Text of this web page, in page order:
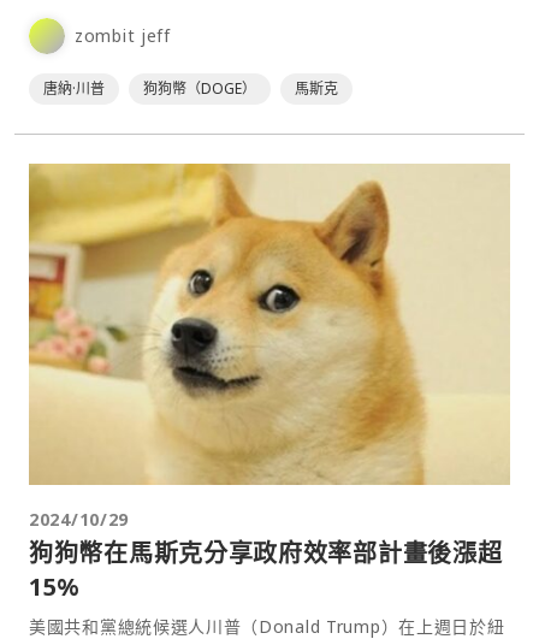
Ramaswamy 來領導新創建的「政府效率部門
（D.O.G.E）」。川普在公告中寫道：⋯
zombit jeff
唐納·川普 狗狗幣（DOGE） 馬斯克
2024/10/29
狗狗幣在馬斯克分享政府效率部計畫後漲超
15%
美國共和黨總統候選人川普（Donald Trump）在上週日於紐